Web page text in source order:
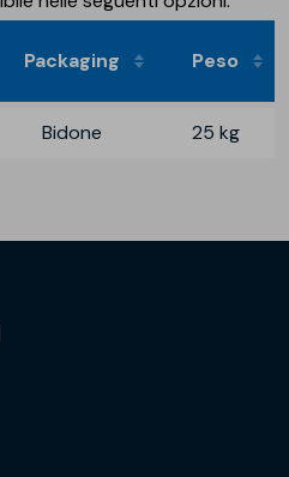
Packaging Peso
Bidone 25 kg